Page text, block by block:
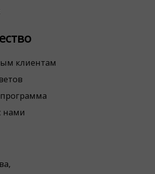
клиентам
нами